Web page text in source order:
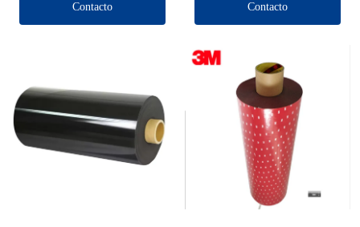
Contacto Contacto